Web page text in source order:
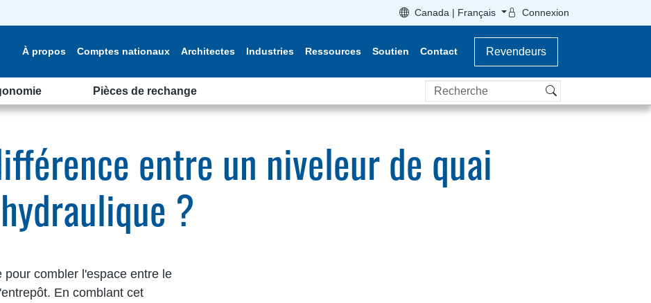
Canada | Français Connexion
À propos Comptes nationaux Architectes Industries Ressources Soutien Contact Revendeurs
Pièces de rechange Recherche
entre un niveleur de quai
?
combler l'espace entre le
En comblant cet